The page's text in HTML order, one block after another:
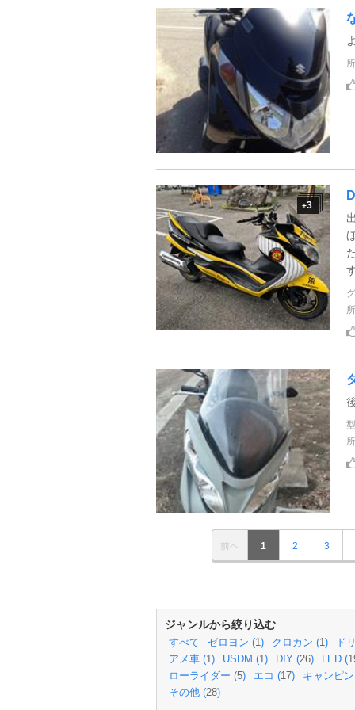
+3
前へ 1 2 3
ジャンルから絞り込む
すべて ゼロヨン (1) クロカン (1)
ド
アメ車 (1) USDM (1) DIY (26) LED (
ローライダー (5) エコ (17)
キャンピ
その他 (28)